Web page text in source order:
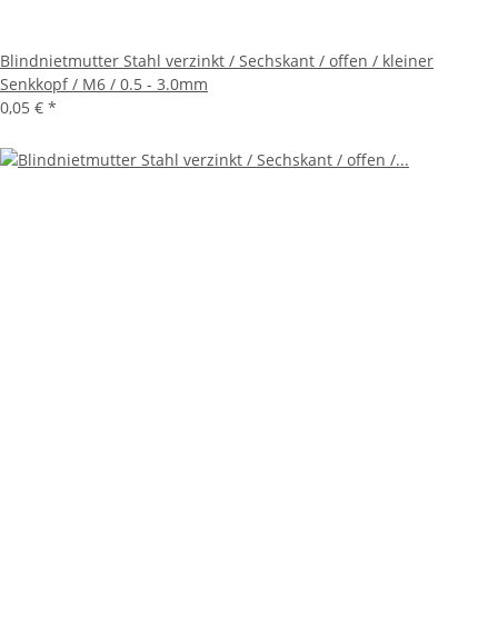
Blindnietmutter Stahl verzinkt / Sechskant / offen / kleiner
Senkkopf / M6 / 0.5 - 3.0mm
0,05 € *